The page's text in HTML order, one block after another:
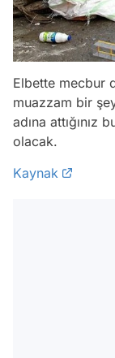
Elbette mecbur
muazzam bir
adına attığınız
olacak.
Kaynak